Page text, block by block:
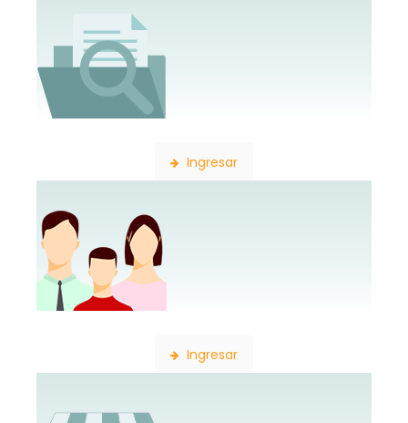
Ingresar
Ingresar